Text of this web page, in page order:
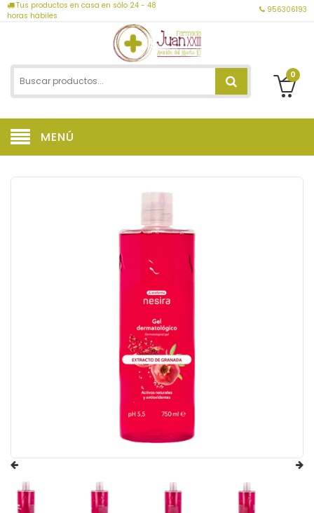
Tus productos en casa en sólo 24 - 48
horas hábiles
956306193
0
MENÚ